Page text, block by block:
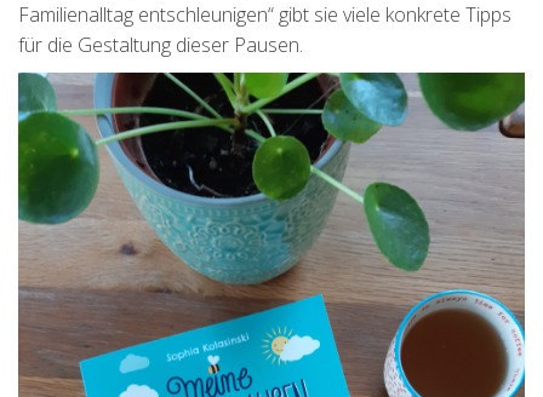
Familienalltag entschleunigen“ gibt sie viele konkrete Tipps
für die Gestaltung dieser Pausen.